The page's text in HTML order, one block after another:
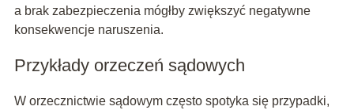
a brak zabezpieczenia mógłby zwiększyć negatywne
konsekwencje naruszenia.
Przykłady orzeczeń sądowych
W orzecznictwie sądowym często spotyka się przypadki,